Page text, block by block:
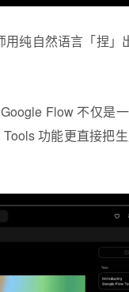
用纯自然语言「捏」
Flow 不仅是
功能更直接把